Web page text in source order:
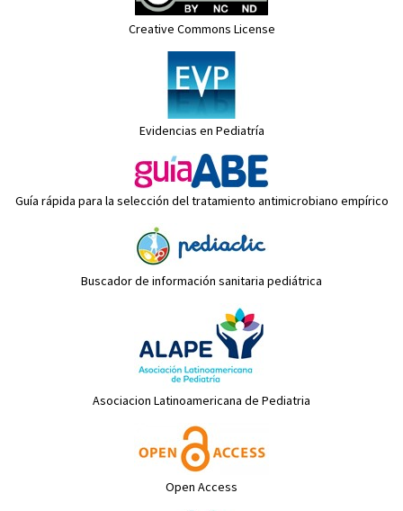
Creative Commons License
Evidencias en Pediatría
Guía rápida para la selección del tratamiento antimicrobiano empírico
Buscador de información sanitaria pediátrica
Asociacion Latinoamericana de Pediatria
Open Access